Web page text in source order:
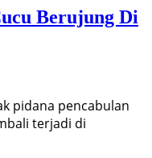
Berujung Di
pidana pencabulan
terjadi di